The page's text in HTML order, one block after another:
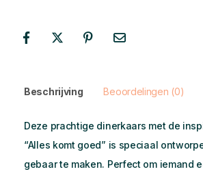
Beschrijving Beoordelingen (0)
Deze prachtige dinerkaars met de
“Alles komt goed” is speciaal
gebaar te maken. Perfect om iemand